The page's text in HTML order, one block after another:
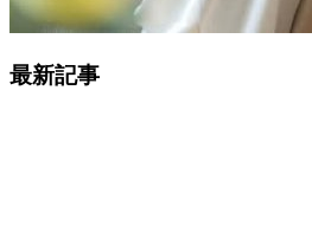
最新記事